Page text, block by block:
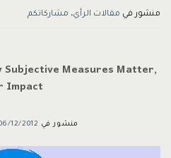
منشور في مقالات الرأي، مشاركاتكم
Measures Matter,
Impact
منشور في 12/2012